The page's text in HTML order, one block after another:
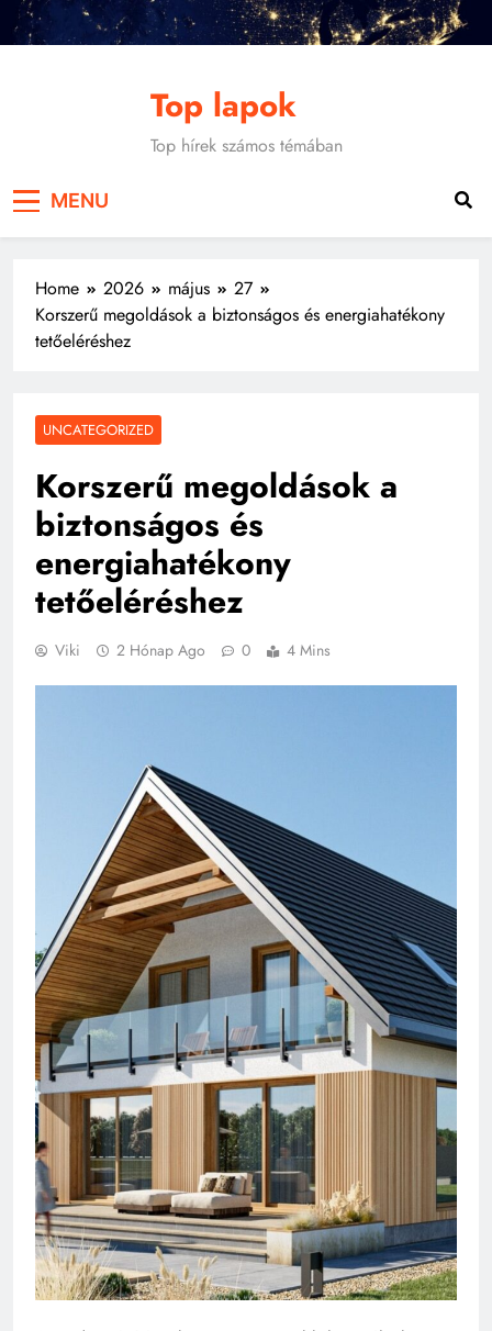
Skip
Top lapok
Top hírek számos témában
MENU
Home 2026 május
27
Korszerű megoldások a biztonságos és energiahatékony
tetőeléréshez
UNCATEGORIZED
Korszerű megoldások a
biztonságos és
energiahatékony
tetőeléréshez
Viki 2 Hónap Ago 0 4 Mins